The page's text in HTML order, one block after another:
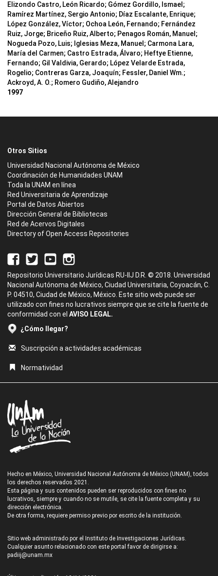
Elizondo Castro, León Ricardo; Gómez Gordillo, Ismael;
Ramírez Martínez, Sergio Antonio; Díaz Escalante, Enrique;
López González, Víctor; Ochoa León, Fernando; Fernández
Ruiz, Jorge; Briceño Ruiz, Alberto; Penagos Román, Manuel;
Nogueda Pozo, Luis; Iglesias Meza, Manuel; Carmona Lara,
María del Carmen; Castro Estrada, Álvaro; Heftye Etienne,
Fernando; Gil Valdivia, Gerardo; López Velarde Estrada,
Rogelio; Contreras Garza, Joaquín; Fessler, Daniel Wm.;
Ackroyd, A. O.; Romero Gudiño, Alejandro
1997
Otros Sitios
Universidad Nacional Autónoma de México
Coordinación de Humanidades UNAM
Toda la UNAM en línea
Red Universitaria de Aprendizaje
Portal de Datos Abiertos
Dirección General de Bibliotecas
Red de Acervos Digitales
Directory of Open Access Repositories
Repositorio Universitario Jurídicas RU-IIJ D.R. © 2018. Universidad
Nacional Autónoma de México, Ciudad Universitaria, Coyoacán, C.
P. 04510, Ciudad de México, México. Este sitio web puede ser
utilizado con fines no lucrativos siempre que se cite la fuente de
conformidad con el AVISO LEGAL.
¿Cómo llegar?
Suscripción a actividades académicas
Normatividad
Hecho en México, Universidad Nacional Autónoma de México (UNAM), todos
los derechos reservados 2021.
Esta página y sus contenidos pueden ser reproducidos con fines no
lucrativos, siempre y cuando no se mutile, se cite la fuente completa y su
dirección electrónica.
De otra forma, requiere permiso previo por escrito de la institución.
Sitio web administrado por el Instituto de Investigaciones Jurídicas.
Cualquier asunto relacionado con este portal favor de dirigirse a:
padiij@unam.mx